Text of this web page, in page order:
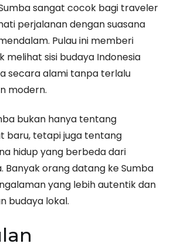
sangat cocok bagi traveler
perjalanan dengan suasana
Pulau ini memberi
melihat sisi budaya Indonesia
secara alami tanpa terlalu
modern.
bukan hanya tentang
baru, tetapi juga tentang
hidup yang berbeda dari
Banyak orang datang ke Sumba
yang lebih autentik dan
budaya lokal.